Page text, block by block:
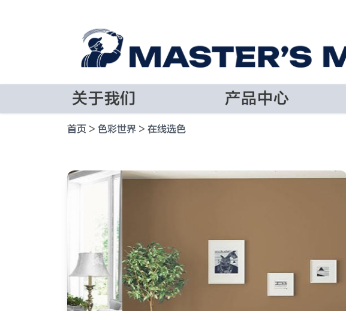
关于我们 产品中心
首页 > 色彩世界 > 在线选色